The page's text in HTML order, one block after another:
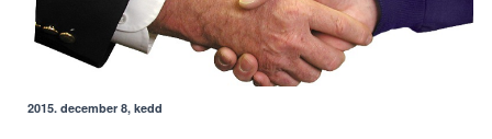
2015. december 8, kedd